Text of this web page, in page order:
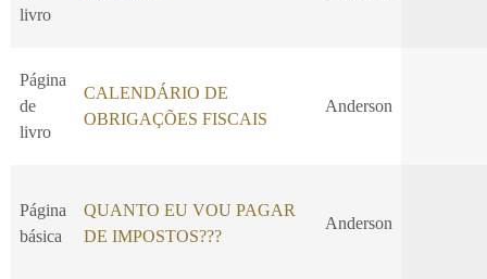
livro
Página
de
livro
CALENDÁRIO DE
OBRIGAÇÕES FISCAIS
Anderson
Página
básica
QUANTO EU VOU PAGAR
DE IMPOSTOS???
Anderson